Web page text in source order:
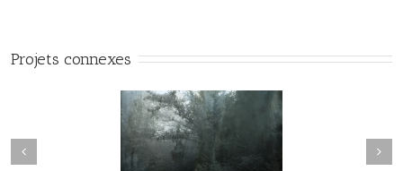
Projets connexes